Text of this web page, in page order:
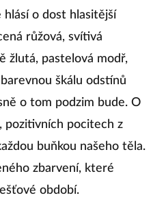
tak můžete
o dost hlasitější
růžová, svítivá
žlutá, pastelová modř,
škálu odstínů
o tom podzim bude. O
pozitivních pocitech z
buňkou našeho těla.
zbarvení, které